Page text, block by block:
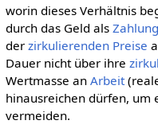
worin dieses Verhältnis
durch das Geld als
der zirkulierenden Preise
Dauer nicht über ihre
Wertmasse an Arbeit
hinausreichen dürfen, um
vermeiden.